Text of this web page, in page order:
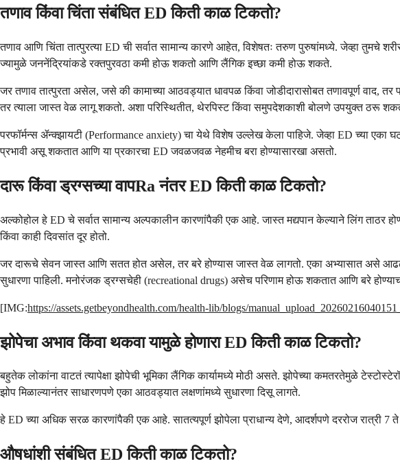
तणाव किंवा चिंता संबंधित ED किती काळ टिकतो?
तणाव आणि चिंता तात्पुरत्या ED ची सर्वात सामान्य कारणे आहेत, विशेषतः तरुण पुरुषांमध्ये. जेव्हा तुमचे
ज्यामुळे जननेंद्रियांकडे रक्तपुरवठा कमी होऊ शकतो आणि लैंगिक इच्छा कमी होऊ शकते.
जर तणाव तात्पुरता असेल, जसे की कामाच्या आठवड्यात धावपळ किंवा जोडीदारासोबत तणावपूर्ण वाद,
तर त्याला जास्त वेळ लागू शकतो. अशा परिस्थितीत, थेरपिस्ट किंवा समुपदेशकाशी बोलणे उपयुक्त ठरू
परफॉर्मन्स ॲन्क्झायटी (Performance anxiety) चा येथे विशेष उल्लेख केला पाहिजे. जेव्हा ED च्या
प्रभावी असू शकतात आणि या प्रकारचा ED जवळजवळ नेहमीच बरा होण्यासारखा असतो.
दारू किंवा ड्रग्सच्या वापRa नंतर ED किती काळ टिकतो?
अल्कोहोल हे ED चे सर्वात सामान्य अल्पकालीन कारणांपैकी एक आहे. जास्त मद्यपान केल्याने लिंग ताठर
किंवा काही दिवसांत दूर होतो.
जर दारूचे सेवन जास्त आणि सतत होत असेल, तर बरे होण्यास जास्त वेळ लागतो. एका अभ्यासात असे
सुधारणा पाहिली. मनोरंजक ड्रग्सचेही (recreational drugs) असेच परिणाम होऊ शकतात आणि बरे
[IMG:https://assets.getbeyondhealth.com/health-lib/blogs/
झोपेचा अभाव किंवा थकवा यामुळे होणारा ED किती काळ टिकतो?
बहुतेक लोकांना वाटतं त्यापेक्षा झोपेची भूमिका लैंगिक कार्यामध्ये मोठी असते. झोपेच्या कमतरतेमुळे
झोप मिळाल्यानंतर साधारणपणे एका आठवड्यात लक्षणांमध्ये सुधारणा दिसू लागते.
हे ED च्या अधिक सरळ कारणांपैकी एक आहे. सातत्यपूर्ण झोपेला प्राधान्य देणे, आदर्शपणे दररोज रात्री
औषधांशी संबंधित ED किती काळ टिकतो?